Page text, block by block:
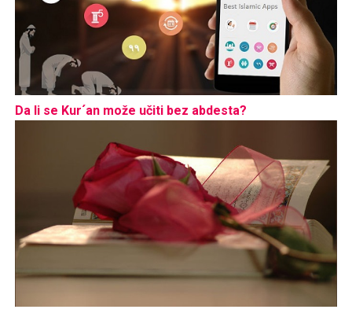
Da li se Kur´an može učiti bez abdesta?